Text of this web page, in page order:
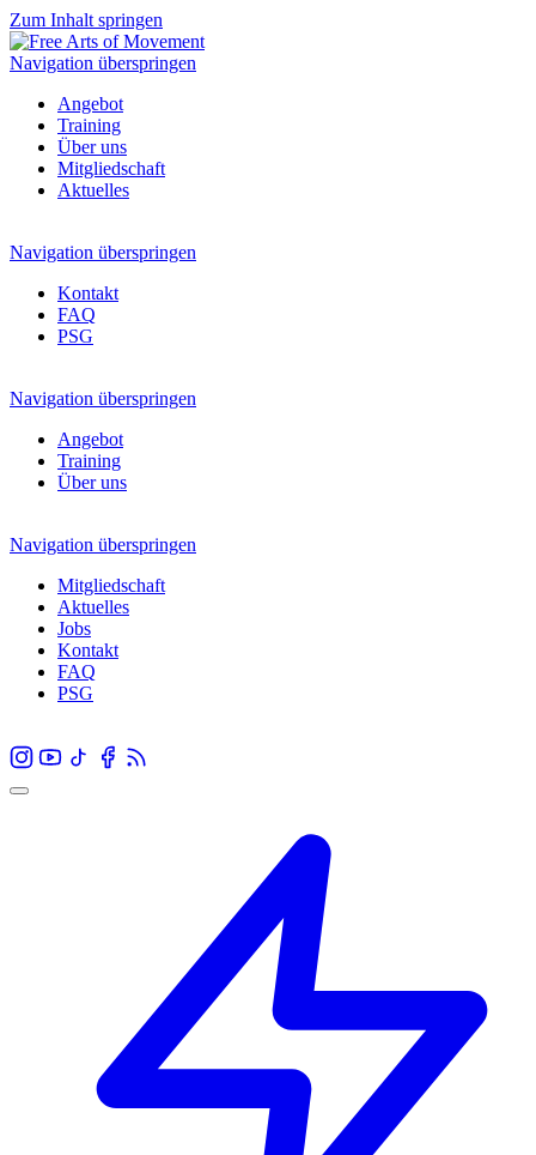
Zum Inhalt springen
Navigation überspringen
Angebot
Training
Über uns
Mitgliedschaft
Aktuelles
Navigation überspringen
Kontakt
FAQ
PSG
Navigation überspringen
Angebot
Training
Über uns
Navigation überspringen
Mitgliedschaft
Aktuelles
Jobs
Kontakt
FAQ
PSG